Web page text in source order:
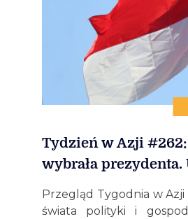
Tydzień w Azji
wybrała
Przegląd Tygodnia w
świata polityki i